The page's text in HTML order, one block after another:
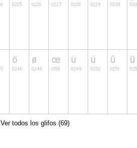
Ver todos los glifos (69)